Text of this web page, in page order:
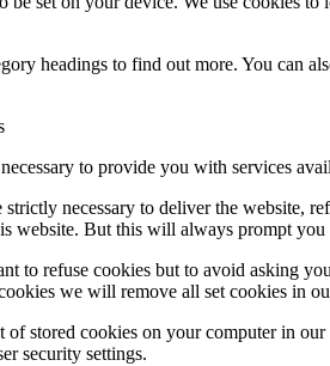
headings to find out more. You can
to provide you with services
strictly necessary to deliver the website,
website. But this will always prompt
to refuse cookies but to avoid asking
we will remove all set cookies in
stored cookies on your computer in
security settings.